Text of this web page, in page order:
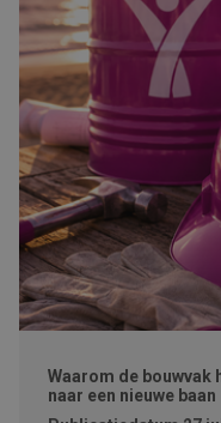
Waarom de bouwvak
naar een nieuwe baan